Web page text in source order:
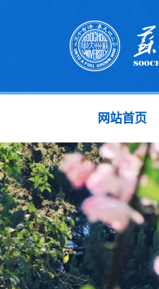
网站首页